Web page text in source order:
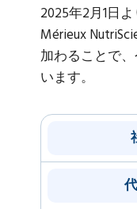
2025年2月1日
Mérieux
加わることで
います。